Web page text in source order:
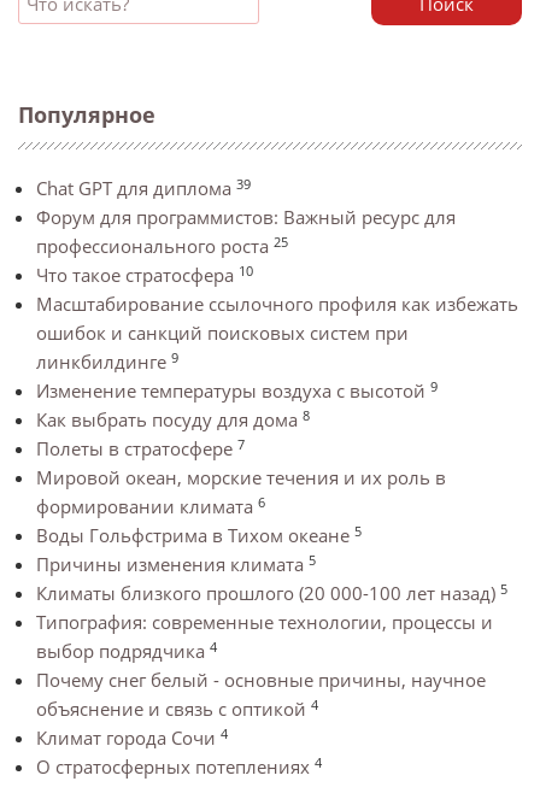
Популярное
Chat GPT для диплома 39
Форум для программистов: Важный ресурс для
профессионального роста 25
Что такое стратосфера 10
Масштабирование ссылочного профиля как избежать
ошибок и санкций поисковых систем при
линкбилдинге 9
Изменение температуры воздуха с высотой 9
Как выбрать посуду для дома 8
Полеты в стратосфере 7
Мировой океан, морские течения и их роль в
формировании климата 6
Воды Гольфстрима в Тихом океане 5
Причины изменения климата 5
Климаты близкого прошлого (20 000-100 лет назад) 5
Типография: современные технологии, процессы и
выбор подрядчика 4
Почему снег белый - основные причины, научное
объяснение и связь с оптикой 4
Климат города Сочи 4
О стратосферных потеплениях 4